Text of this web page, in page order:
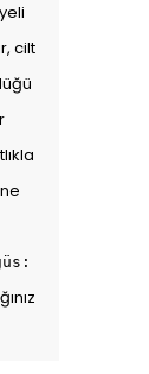
cilt
75,Bel: